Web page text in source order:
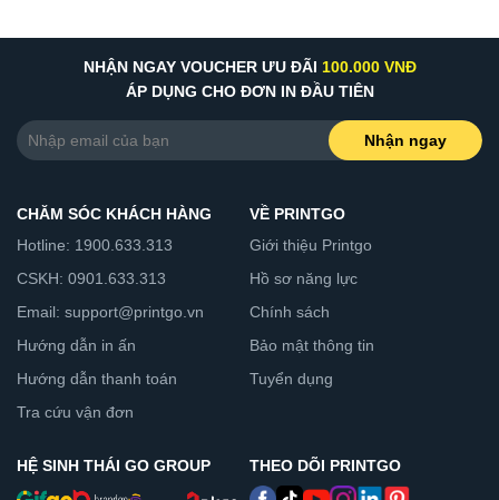
NHẬN NGAY VOUCHER ƯU ĐÃI 100.000 VNĐ
ÁP DỤNG CHO ĐƠN IN ĐẦU TIÊN
Nhận ngay
CHĂM SÓC KHÁCH HÀNG
Hotline: 1900.633.313
CSKH: 0901.633.313
Email: support@printgo.vn
Hướng dẫn in ấn
Hướng dẫn thanh toán
Tra cứu vận đơn
VỀ PRINTGO
Giới thiệu Printgo
Hồ sơ năng lực
Chính sách
Bảo mật thông tin
Tuyển dụng
HỆ SINH THÁI GO GROUP THEO DÕI PRINTGO